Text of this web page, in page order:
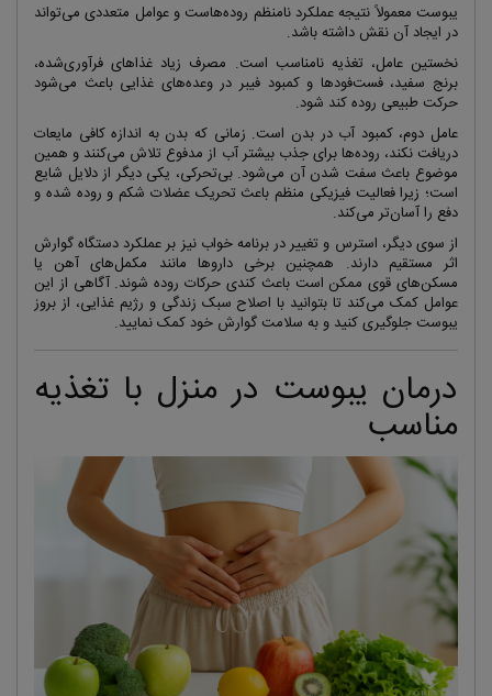
یبوست معمولاً نتیجه عملکرد نامنظم روده‌هاست و عوامل متعددی می‌تواند
در ایجاد آن نقش داشته باشد.
نخستین عامل، تغذیه نامناسب است. مصرف زیاد غذاهای فرآوری‌شده،
برنج سفید، فست‌فودها و کمبود فیبر در وعده‌های غذایی باعث می‌شود
حرکت طبیعی روده کند شود.
عامل دوم، کمبود آب در بدن است. زمانی که بدن به اندازه کافی مایعات
دریافت نکند، روده‌ها برای جذب بیشتر آب از مدفوع تلاش می‌کنند و همین
موضوع باعث سفت شدن آن می‌شود. بی‌تحرکی، یکی دیگر از دلایل شایع
است؛ زیرا فعالیت فیزیکی منظم باعث تحریک عضلات شکم و روده شده و
دفع را آسان‌تر می‌کند.
از سوی دیگر، استرس و تغییر در برنامه خواب نیز بر عملکرد دستگاه گوارش
اثر مستقیم دارند. همچنین برخی داروها مانند مکمل‌های آهن یا
مسکن‌های قوی ممکن است باعث کندی حرکات روده شوند. آگاهی از این
عوامل کمک می‌کند تا بتوانید با اصلاح سبک زندگی و رژیم غذایی، از بروز
یبوست جلوگیری کنید و به سلامت گوارش خود کمک نمایید.
درمان یبوست در منزل با تغذیه
مناسب